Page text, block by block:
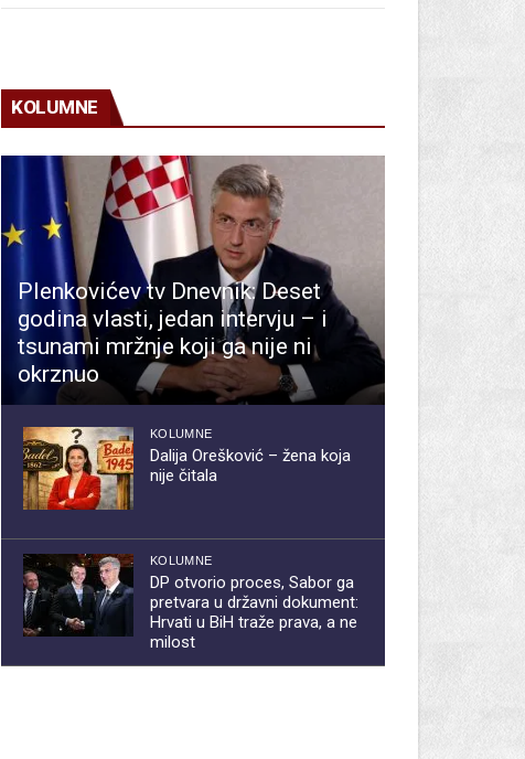
KOLUMNE
Plenkovićev tv Dnevnik: Deset
godina vlasti, jedan intervju – i
tsunami mržnje koji ga nije ni
okrznuo
KOLUMNE
Dalija Orešković – žena koja
nije čitala
KOLUMNE
DP otvorio proces, Sabor ga
pretvara u državni dokument:
Hrvati u BiH traže prava, a ne
milost